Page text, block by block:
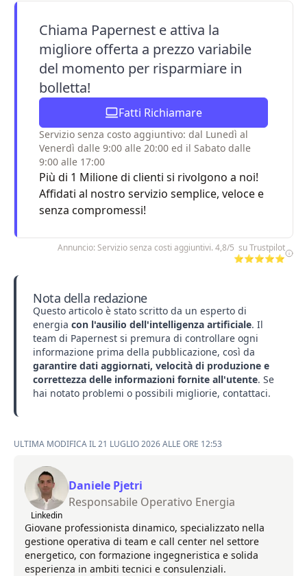
Chiama Papernest e attiva la
migliore offerta a prezzo variabile
del momento per risparmiare in
bolletta!
Fatti Richiamare
Servizio senza costo aggiuntivo: dal Lunedì al
Venerdì dalle 9:00 alle 20:00 ed il Sabato dalle
9:00 alle 17:00
Più di 1 Milione di clienti si rivolgono a noi!
Affidati al nostro servizio semplice, veloce e
senza compromessi!
Annuncio: Servizio senza costi aggiuntivi. 4,8/5 su Trustpilot
⭐⭐⭐⭐⭐
Nota della redazione
Questo articolo è stato scritto da un esperto di
energia con l'ausilio dell'intelligenza artificiale. Il
team di Papernest si premura di controllare ogni
informazione prima della pubblicazione, così da
garantire dati aggiornati, velocità di produzione e
correttezza delle informazioni fornite all'utente. Se
hai notato problemi o possibili migliorie, contattaci.
ULTIMA MODIFICA IL 21 LUGLIO 2026 ALLE ORE 12:53
Linkedin
Daniele Pjetri
Responsabile Operativo Energia
Giovane professionista dinamico, specializzato nella
gestione operativa di team e call center nel settore
energetico, con formazione ingegneristica e solida
esperienza in ambiti tecnici e consulenziali.